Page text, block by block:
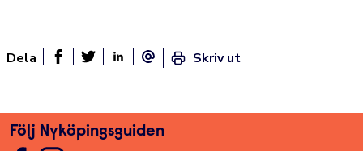
Dela
Dela sidan på Facebook
E-post
Skriv ut
Följ Nyköpingsguiden